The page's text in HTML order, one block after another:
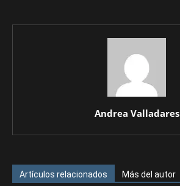
Andrea Valladares
Artículos relacionados Más del autor